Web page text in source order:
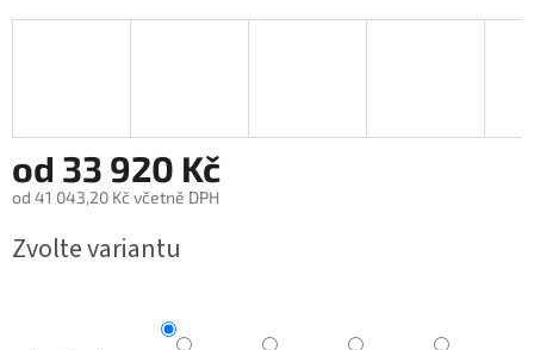
od 33 920 Kč
od 41 043,20 Kč včetně DPH
cena:
Zvolte variantu